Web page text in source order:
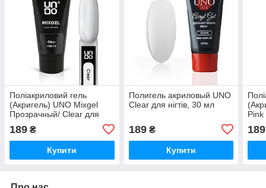
Поліакриловий гель
(Акригель) UNO Mixgel
Прозрачный/ Clear для
нарощування нігтів, 30 мл
189 ₴
Купити
Полигель акриловый UNO
Clear для нігтів, 30 мл
189₴
Купити
Pink
189